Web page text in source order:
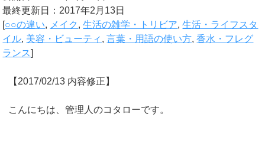
最終更新日：2017年2月13日
[○○の違い, メイク ,生活の雑学・トリビア,生活・ライフスタ
イル, 美容・ビューティ ,言葉・用語の使い方,香水・フレグ
ランス]
【2017/02/13 内容修正】
こんにちは、管理人のコタローです。